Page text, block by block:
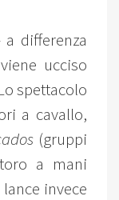
differenza
ucciso
spettacolo
a cavallo,
(gruppi
a mani
invece